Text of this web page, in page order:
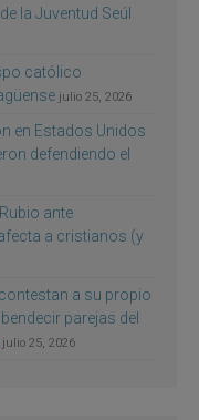
la Juventud Seúl
católico
julio 25, 2026
en Estados Unidos
defendiendo el
ante
a cristianos (y
a su propio
parejas del
julio 25, 2026